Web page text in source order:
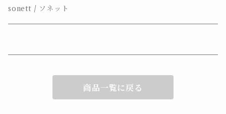
L’olivier Bio
sonett / ソネット
商品一覧に戻る